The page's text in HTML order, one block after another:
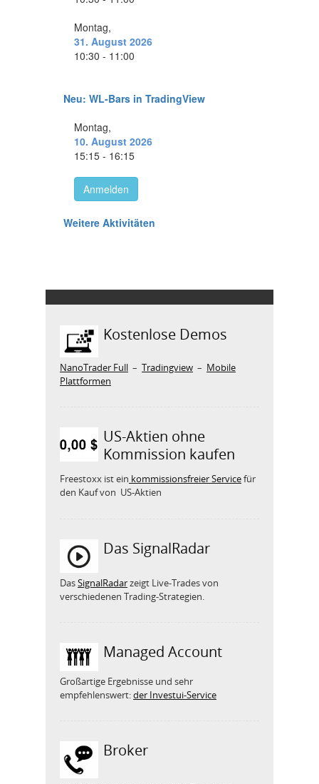
Kostenlose Demos
NanoTrader Full – Tradingview – Mobile
Plattformen
US-Aktien ohne
Kommission kaufen
Freestoxx ist ein kommissionsfreier Servicefür
den Kauf von US-Aktien
Das SignalRadar
DasSignalRadarzeigt Live-Trades von
verschiedenen Trading-Strategien.
Managed Account
Großartige Ergebnisse und sehr
empfehlenswert:der Investui-Service
Broker